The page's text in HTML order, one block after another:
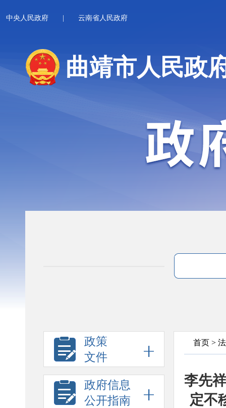
中央人民政府 云南省人民政府
曲靖市人民政
政策
文件
政府信息
公开指南
首页 >
李先
定不